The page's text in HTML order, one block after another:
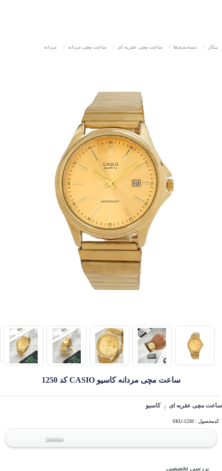
نیکاز / دسته‌بندی‌ها / ساعت مچی عقربه ای / ساعت مچی مردانه / مردانه
ساعت مچی مردانه کاسیو CASIO کد 1250
ساعت مچی عقربه ای / کاسیو
کدمحصول : SKU-1250
580000
بررسی تخصصی